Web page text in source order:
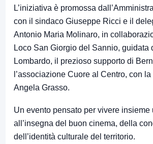
L’iniziativa è promossa
con il sindaco Giuseppe Ricci e il
Antonio Maria Molinaro, in
Loco San Giorgio del Sannio, guidata
Lombardo, il prezioso supporto di
l’associazione Cuore al Centro, con
Angela Grasso.
Un evento pensato per vivere insieme
all’insegna del buon cinema, della
dell’identità culturale del territorio.